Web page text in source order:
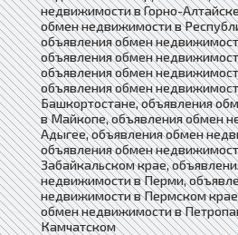
недвижимости в Горно-
обмен недвижимости в
объявления обмен
объявления обмен
объявления обмен
объявления обмен
Башкортостане, объявления
в Майкопе, объявления обмен
Адыгее, объявления обмен
объявления обмен
Забайкальском крае,
недвижимости в Перми,
недвижимости в Пермском
обмен недвижимости в
Камчатском